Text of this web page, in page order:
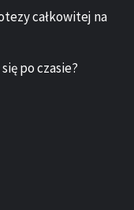
całkowitej na
po czasie?